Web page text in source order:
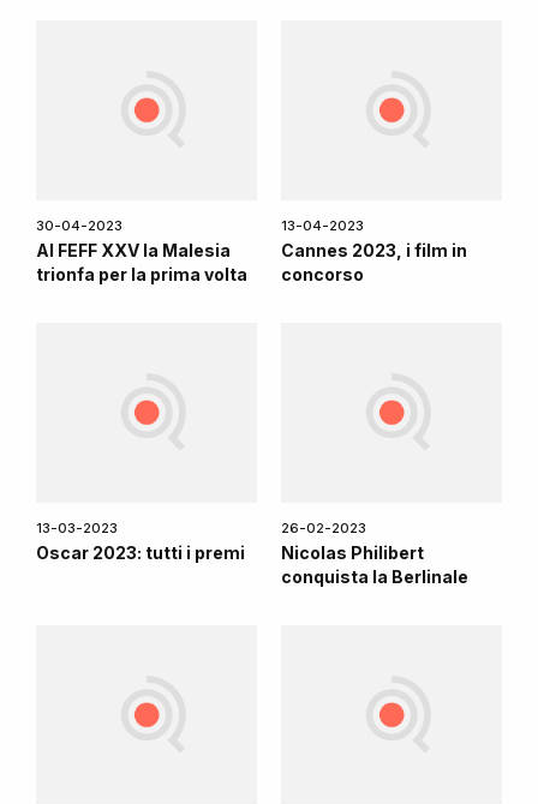
30-04-2023
Al FEFF XXV la Malesia
trionfa per la prima volta
13-04-2023
Cannes 2023, i film in
concorso
13-03-2023
Oscar 2023: tutti i premi
26-02-2023
Nicolas Philibert
conquista la Berlinale